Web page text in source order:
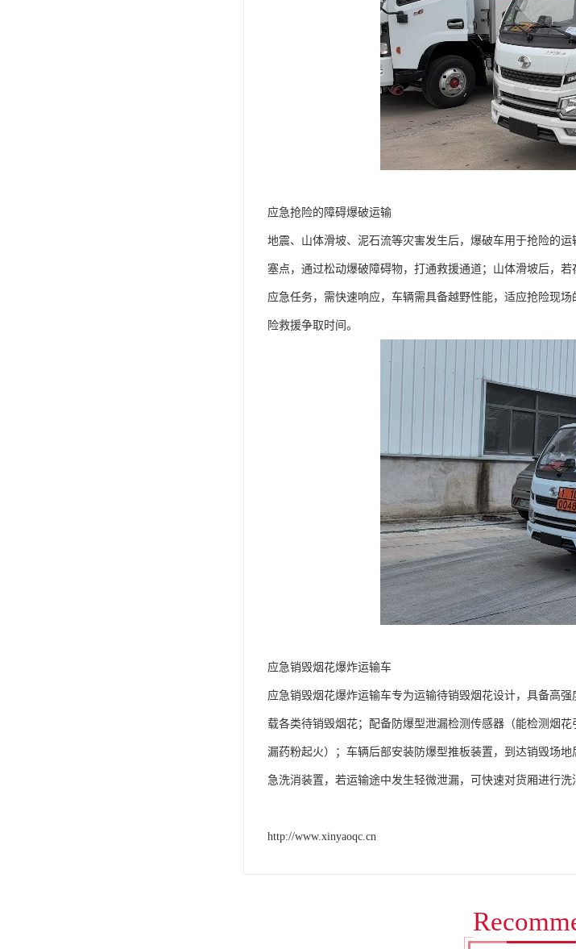
应急抢险的障碍爆破运输​
地震、山体滑坡、泥石流等灾害发生后，爆破车用于抢险的
塞点，通过松动爆破障碍物，打通救援通道；山体滑坡后，
应急任务，需快速响应，车辆需具备越野性能，适应抢险现
险救援争取时间。
应急销毁烟花爆炸运输车​
应急销毁烟花爆炸运输车专为运输待销毁烟花设计，具备高
载各类待销毁烟花；配备防爆型泄漏检测传感器（能检测烟
漏药粉起火）；车辆后部安装防爆型推板装置，到达销毁场
急洗消装置，若运输途中发生轻微泄漏，可快速对货厢进行
http://www.xinyaoqc.cn